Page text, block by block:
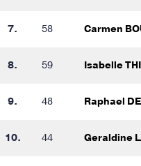
7. 58 Carmen
8. 59 Isabelle
9. 48 Raphael
10. 44 Geraldine